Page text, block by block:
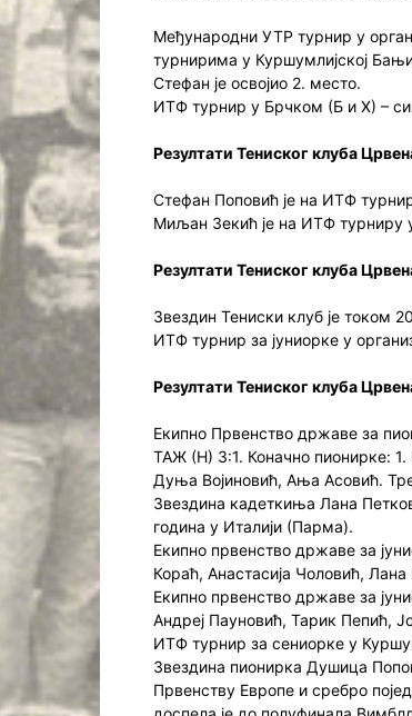
Међународни УТР турнир у
турнирима у Куршумлијској
Стефан је освојио 2. место.
ИТФ турнир у Брчком (Б и Х) –
Резултати Тениског клуба
Стефан Поповић је на ИТФ
Миљан Зекић је на ИТФ турниру
Резултати Тениског клуба
Звездин Тениски клуб је током
ИТФ турнир за јуниорке у
Резултати Тениског клуба
Екипно Првенство државе за
ТАЖ (Н) 3:1. Коначно пионирке:
Дуња Војиновић, Ања Асовић.
Звездина кадеткиња Лана
година у Италији (Парма).
Екипно првенство државе за
Кораћ, Анастасија Чоловић,
Екипно првенство државе за
Андреј Пауновић, Тарик Пепић,
ИТФ турнир за сениорке у
Звездина пионирка Душица
Првенству Европе и сребро